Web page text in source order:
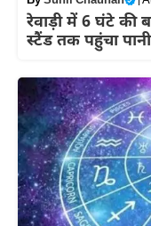
रेवाड़ी में 6 घंटे की
स्टैंड तक पहुंचा पानी